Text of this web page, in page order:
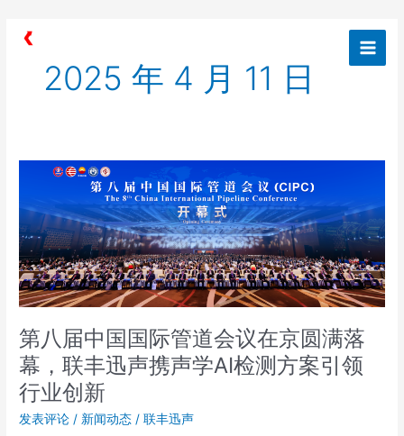
2025 年 4 月 11 日
第八届中国国际管道会议在京圆满落
幕，联丰迅声携声学AI检测方案引领
行业创新
发表评论 / 新闻动态 /联丰迅声
届
中
国
国
际
管
道
会
议
在
京
圆